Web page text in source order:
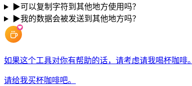
▶可以复制字符到其他地方使用吗？
▶我的数据会被发送到其他地方吗？
如果这个工具对你有帮助的话，请考虑请我喝杯咖啡。
请给我买杯咖啡吧。